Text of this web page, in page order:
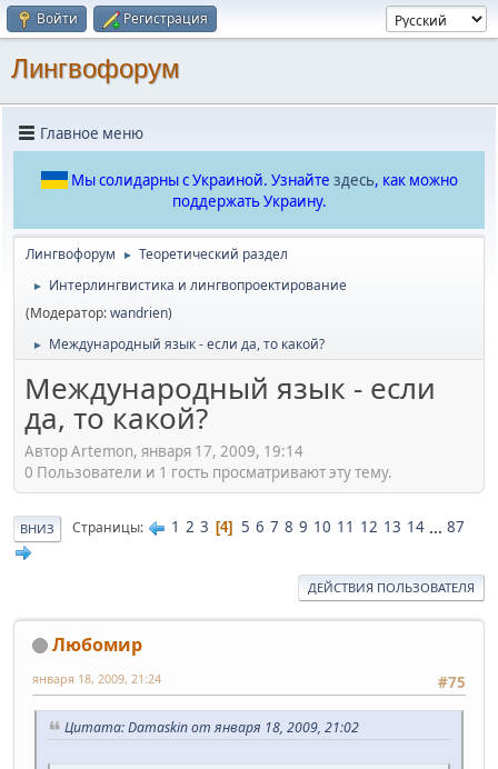
Войти Регистрация
Лингвофорум
Главное меню
Мы солидарны с Украиной. Узнайте здесь, как можно
поддержать Украину.
Лингвофорум ► Теоретический раздел
►
Интерлингвистика и лингвопроектирование
(Модератор:wandrien)
► Международный язык - если да, то какой?
Международный язык - если
да, то какой?
Автор Artemon, января 17, 2009, 19:14
0 Пользователи и 1 гость просматривают эту тему.
ВНИЗ Страницы 1 2 3 4 5 6 7 8 9 10 11 12 13 14 ... 87
ДЕЙСТВИЯ ПОЛЬЗОВАТЕЛЯ
Любомир
#75
января 18, 2009, 21:24
Цитата: Damaskin от января 18, 2009, 21:02